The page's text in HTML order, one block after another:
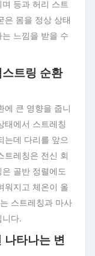
등과 허리 스트
은 몸을 정상 상태
느낌을 받을 수
트링 순환
에 큰 영향을 줍니
태에서 스트레칭
는데 다리를 앞으
트레칭은 전신 회
골반 정렬에도
워지고 체온이 올
스트레칭과 마사
다.
나타나는 변